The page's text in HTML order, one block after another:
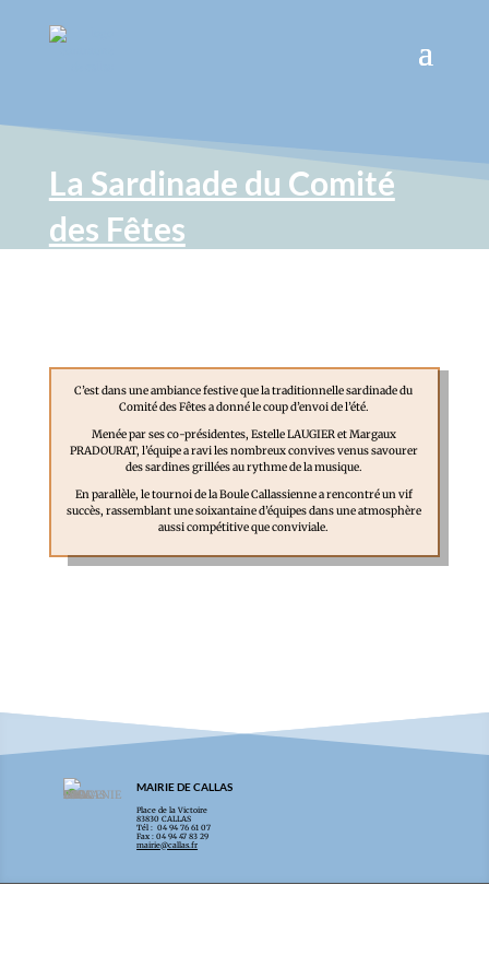
La Sardinade du Comité
des Fêtes
C’est dans une ambiance festive que la traditionnelle sardinade du
Comité des Fêtes a donné le coup d’envoi de l’été.
Menée par ses co-présidentes, Estelle LAUGIER et Margaux
PRADOURAT, l’équipe a ravi les nombreux convives venus savourer
des sardines grillées au rythme de la musique.
En parallèle, le tournoi de la Boule Callassienne a rencontré un vif
succès, rassemblant une soixantaine d’équipes dans une atmosphère
aussi compétitive que conviviale.
MAIRIE DE CALLAS
Place de la Victoire
83830 CALLAS
Tél : 04 94 76 61 07
Fax : 04 94 47 83 29
mairie@callas.fr